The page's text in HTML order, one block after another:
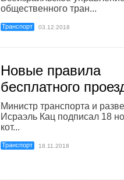
общественного тран...
Транспорт 03.12.2018
Новые правила
бесплатного
Министр транспорта и
Исраэль Кац подписал 18
кот...
Транспорт 18.11.2018